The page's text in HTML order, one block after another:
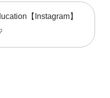
【Instagram】